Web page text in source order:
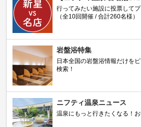
行ってみたい施設に投票して
（全10回開催 / 合計260名様）
岩盤浴特集
日本全国の岩盤浴情報だけを
検索！
ニフティ温泉ニュース
温泉にもっと行きたくなる！